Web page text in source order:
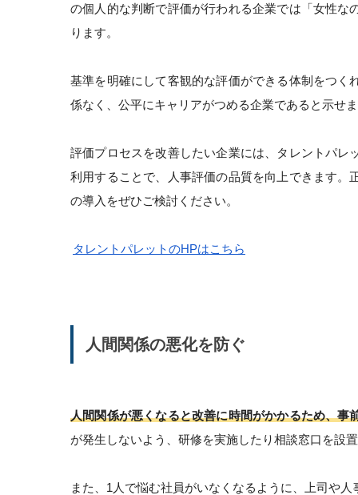
の個人的な判断で評価が行われる企業では「女性
ります。
基準を明確にして客観的な評価ができる体制をつ
係なく、公平にキャリアがつめる企業であると示せ
評価プロセスを改善したい企業には、タレントパ
利用することで、人事評価の品質を向上できます
の導入をぜひご検討ください。
タレントパレットのHPはこちら
人間関係の悪化を防ぐ
人間関係が悪くなると改善に時間がかかるため、事
が発生しないよう、研修を実施したり相談窓口を設
また、1人で悩む社員がいなくなるように、上司や